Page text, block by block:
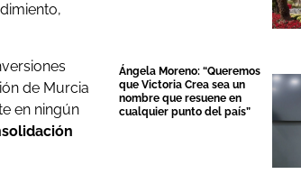
de Murcia
en ningún
Ángela Moreno: “Queremos
que Victoria Crea sea un
nombre que resuene en
cualquier punto del país”